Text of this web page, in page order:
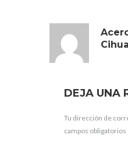
DEJA UNA
Tu dirección de
campos